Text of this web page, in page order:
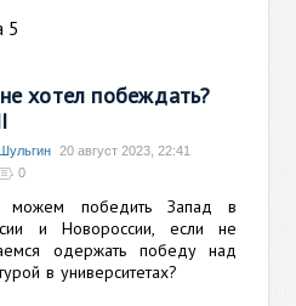
5
хотел побеждать?
20 август 2023, 22:41
0
победить Запад в
и Новороссии, если не
одержать победу над
в университетах?